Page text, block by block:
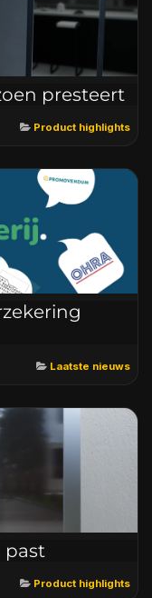
presteert
Product highlights
Laatste nieuws
past
Product highlights